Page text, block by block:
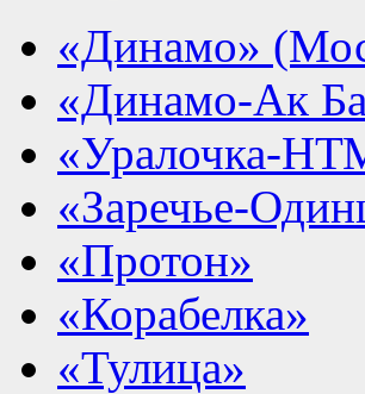
«Динамо»
«Динамо-Ак
«Уралочка-
«Заречье-
«Протон»
«Корабелка»
«Тулица»